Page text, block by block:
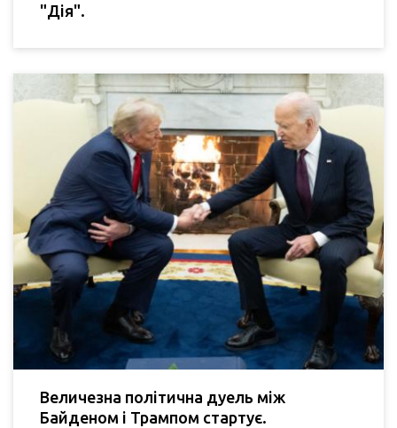
"Дія".
Величезна політична дуель між
Байденом і Трампом стартує.